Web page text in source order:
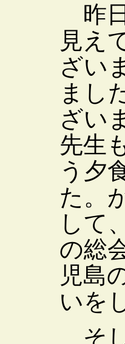
昨
見え
ざい
まし
ざい
先生
う夕
た。
して
の総
児島
いを
そ